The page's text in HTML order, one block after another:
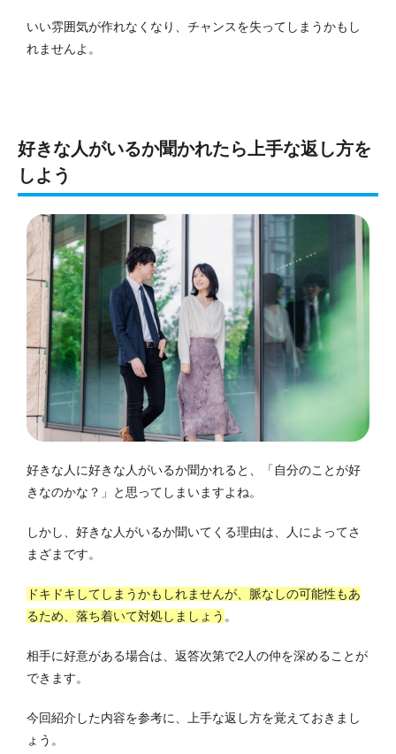
いい雰囲気が作れなくなり、チャンスを失ってしまうかもし
れませんよ。
好きな人がいるか聞かれたら上手な返し方を
しよう
好きな人に好きな人がいるか聞かれると、「自分のことが好
きなのかな？」と思ってしまいますよね。
しかし、好きな人がいるか聞いてくる理由は、人によってさ
まざまです。
ドキドキしてしまうかもしれませんが、脈なしの可能性もあ
るため、落ち着いて対処しましょう 。
相手に好意がある場合は、返答次第で2人の仲を深めることが
できます。
今回紹介した内容を参考に、上手な返し方を覚えておきまし
ょう。